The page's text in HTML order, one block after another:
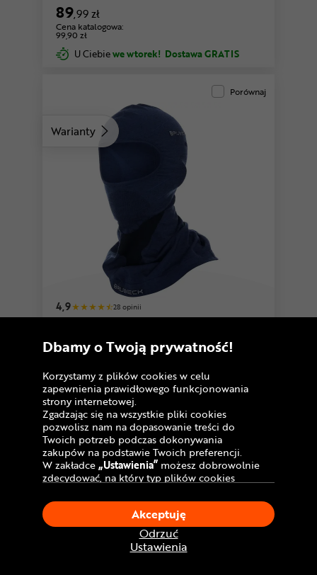
89,99 zł
Cena katalogowa:
99,90 zł
U Ciebiewe wtorek! Dostawa GRATIS
Warianty
Porównaj
4,9 28 opinii
Kominiarka BRUBECK
89,99 zł
124,99 zł
U Ciebiewe wtorek! Dostawa GRATIS
Porównaj
Dbamy o Twoją prywatność!
Korzystamy z plików cookies w celu
zapewnienia prawidłowego funkcjonowania
strony internetowej.
Zgadzając się na wszystkie pliki cookies
pozwolisz nam na dopasowanie treści do
Twoich potrzeb podczas dokonywania
zakupów na podstawie Twoich preferencji.
W zakładce„Ustawienia” możesz dobrowolnie
zdecydować, na który typ plików cookies
Klikając„Akceptuję”, wyrażasz zgodę na
stosowanie ciasteczek zgodnie z ustawieniami
Twojej przeglądarki.
W dowolnym momencie, możesz dokonać
zmiany swojego wyboru klikając opcję
Ustawienia
Odrzuć
Akceptuję